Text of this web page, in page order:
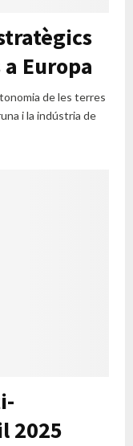
Europa
de les terres
i la indústria de
2025